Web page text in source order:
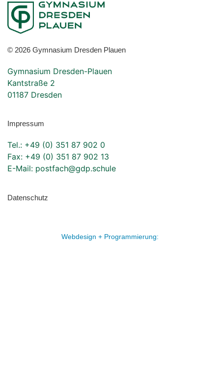
© 2026 Gymnasium Dresden Plauen
Gymnasium Dresden-Plauen
Kantstraße 2
01187 Dresden
Impressum
Tel.: +49 (0) 351 87 902 0
Fax: +49 (0) 351 87 902 13
E-Mail: postfach@gdp.schule
Datenschutz
Webdesign + Programmierung: